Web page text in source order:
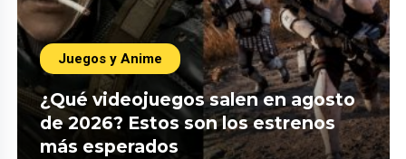
Juegos y Anime
¿Qué videojuegos salen en agosto
de 2026? Estos son los estrenos
más esperados